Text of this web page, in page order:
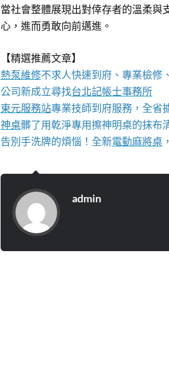
當社會整體展現出對倖存者的溫柔與
心，進而勇敢向前邁進。
【精選推薦文章】
熱泵維修不求人快速到府、專業檢修
公司新成立尋找台北記帳士事務所
東元服務站專業技師到府服務，全省
神桌髒了用乾淨專用擦神明桌的抹布
告別手洗牌的煩惱！全新電動麻將桌
admin